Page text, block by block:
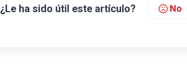
¿Le ha sido útil este artículo? No